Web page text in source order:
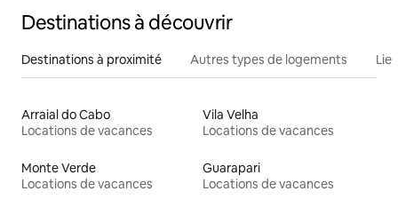
Destinations à découvrir
Destinations à proximité Autres types de logements
Arraial do Cabo
Locations de vacances
Vila Velha
Locations de vacances
Monte Verde
Locations de vacances
Guarapari
Locations de vacances